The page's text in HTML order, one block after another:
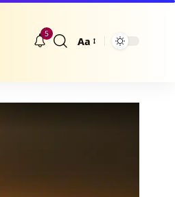
5
Größenänderung
Aa